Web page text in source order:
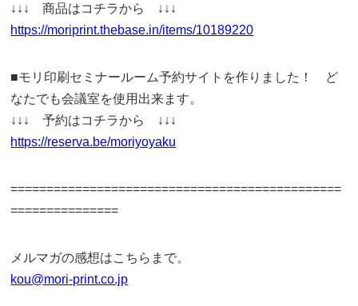
↓↓↓ 商品はコチラから ↓↓↓
https://moriprint.thebase.in/items/10189220
■モリ印刷セミナールーム予約サイトを作りました！ ど
なたでも会議室を使用出来ます。
↓↓↓ 予約はコチラから ↓↓↓
https://reserva.be/moriyoyaku
==============================================
===============
メルマガの感想はこちらまで。
kou@mori-print.co.jp